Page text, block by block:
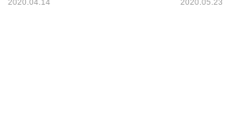
2020.04.14 2020.05.23